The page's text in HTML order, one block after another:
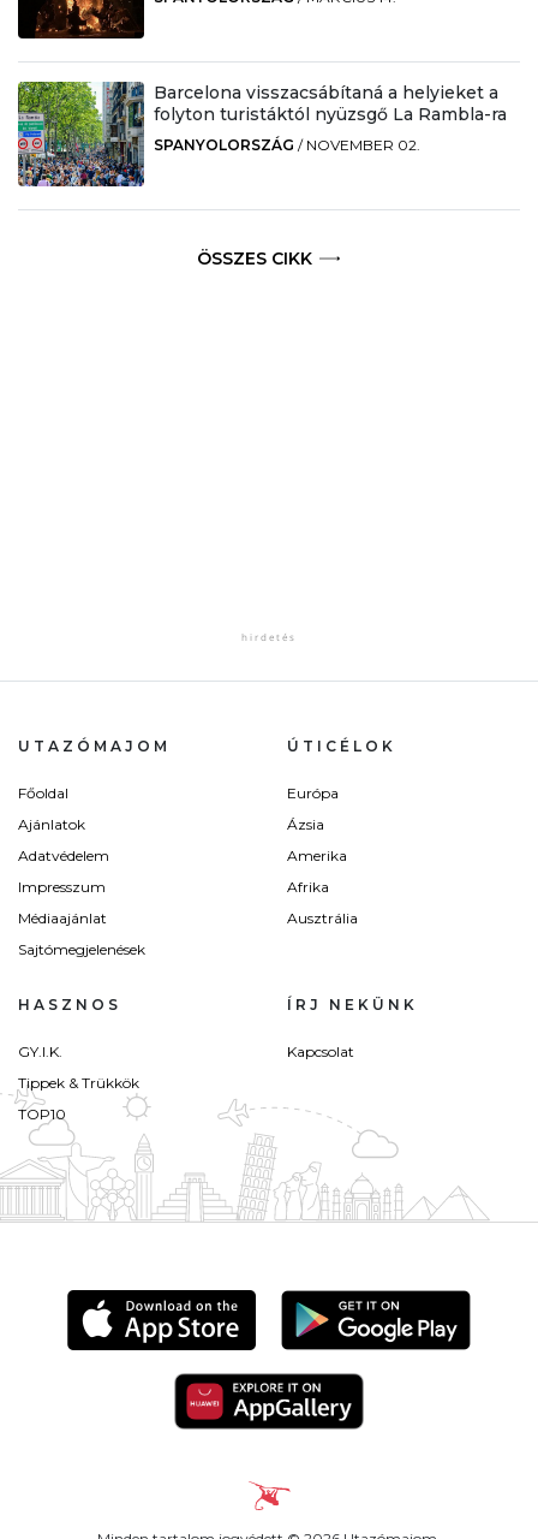
Barcelona visszacsábítaná a helyieket a
folyton turistáktól nyüzsgő La Rambla-ra
SPANYOLORSZÁG / NOVEMBER 02.
ÖSSZES CIKK
UTAZÓMAJOM
Főoldal
Ajánlatok
Adatvédelem
Impresszum
Médiaajánlat
Sajtómegjelenések
ÚTICÉLOK
Európa
Ázsia
Amerika
Afrika
Ausztrália
HASZNOS
GY.I.K.
Tippek & Trükkök
TOP10
ÍRJ NEKÜNK
Kapcsolat